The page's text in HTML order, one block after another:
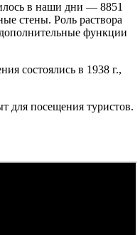
в наши дни — 8851
стены. Роль раствора
функции
состоялись в 1938 г.,
для посещения туристов.